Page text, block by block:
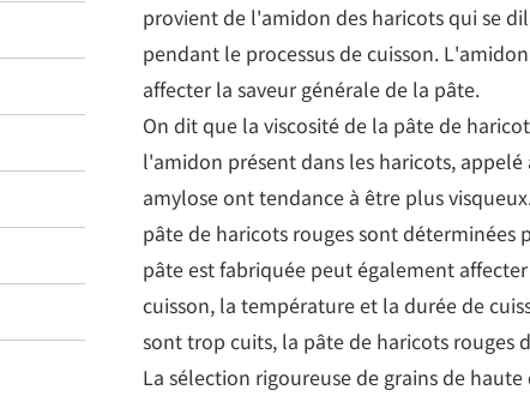
provient de l'amidon des haricots qui se
pendant le processus de cuisson.
affecter la saveur générale de la pâte.
On dit que la viscosité de la pâte de
l'amidon présent dans les haricots,
amylose ont tendance à être plus
pâte de haricots rouges sont
pâte est fabriquée peut également
cuisson, la température et la durée de
sont trop cuits, la pâte de haricots rouges
La sélection rigoureuse de grains de